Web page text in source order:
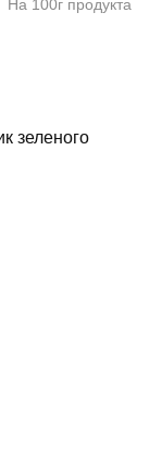
На 100г продукта
зеленого